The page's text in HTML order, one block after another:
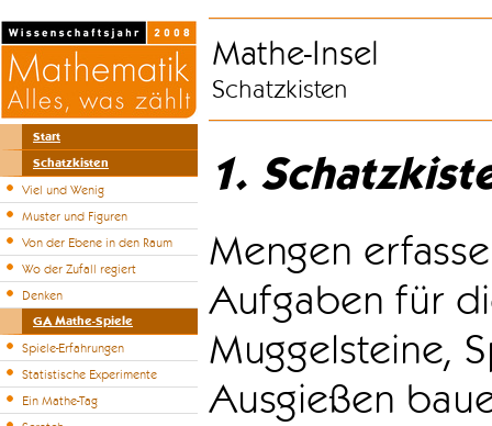
Start
Schatzkisten
Viel und Wenig
Muster und Figuren
Von der Ebene in den Raum
Wo der Zufall regiert
Denken
GA Mathe-Spiele
Spiele-Erfahrungen
Statistische Experimente
Ein Mathe-Tag
Mathe-Insel
Schatzkisten
1.
Mengen
Aufgaben für
Muggelsteine,
Ausgießen